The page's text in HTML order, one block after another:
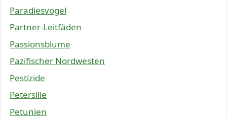
Paradiesvogel
Partner-Leitfäden
Passionsblume
Pazifischer Nordwesten
Pestizide
Petersilie
Petunien